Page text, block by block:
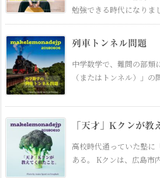
勉強できる時代になりま
列車トンネル問題
中学数学で、難問の部類
（またはトンネル）」の
「天才」Kクンが教
高校時代通っていた塾に
ある。 Kクンは、広島市